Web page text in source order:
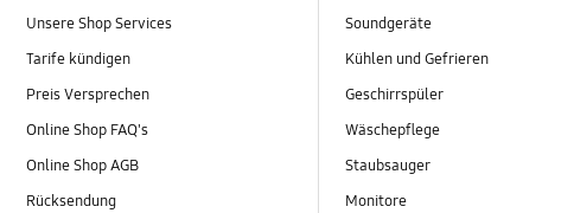
Unsere Shop Services
Tarife kündigen
Preis Versprechen
Online Shop FAQ's
Online Shop AGB
Rücksendung
Soundgeräte
Kühlen und Gefrieren
Geschirrspüler
Wäschepflege
Staubsauger
Monitore